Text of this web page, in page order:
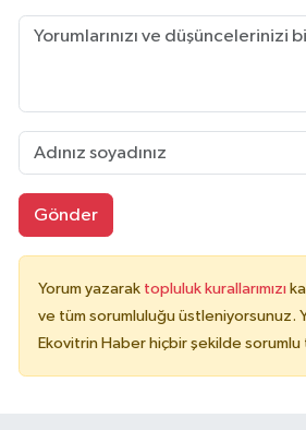
Gönder
Yorum yazarak topluluk kurallarımızı
ve tüm sorumluluğu üstleniyorsunuz.
Ekovitrin Haber hiçbir şekilde